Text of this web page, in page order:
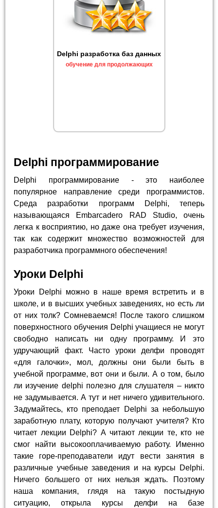
Delphi разработка баз данных
обучение для продолжающих
Delphi программирование
Delphi программирование - это наиболее
популярное направление среди программистов.
Среда разработки программ Delphi, теперь
называющаяся Embarcadero RAD Studio, очень
легка к восприятию, но даже она требует изучения,
так как содержит множество возможностей для
разработчика программного обеспечения!
Уроки Delphi
Уроки Delphi можно в наше время встретить и в
школе, и в высших учебных заведениях, но есть ли
от них толк? Сомневаемся! После такого слишком
поверхностного обучения Delphi учащиеся не могут
свободно написать ни одну программу. И это
удручающий факт. Часто уроки делфи проводят
«для галочки», мол, должны они были быть в
учебной программе, вот они и были. А о том, было
ли изучение delphi полезно для слушателя – никто
не задумывается. А тут и нет ничего удивительного.
Задумайтесь, кто преподает Delphi за небольшую
заработную плату, которую получают учителя? Кто
читает лекции Delphi? А читают лекции те, кто не
смог найти высокооплачиваемую работу. Именно
такие горе-преподаватели идут вести занятия в
различные учебные заведения и на курсы Delphi.
Ничего большего от них нельзя ждать. Поэтому
наша компания, глядя на такую постыдную
ситуацию, открыла курсы делфи на базе